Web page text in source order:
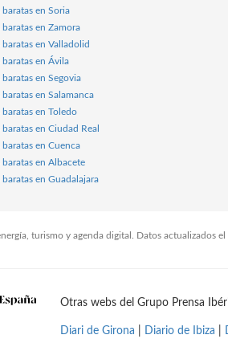
baratas en Soria
baratas en Zamora
baratas en Valladolid
baratas en Ávila
en Segovia
en Salamanca
baratas en Toledo
en Ciudad Real
baratas en Cuenca
baratas en Albacete
baratas en Guadalajara
turismo y agenda digital. Datos actualizados
Otras webs del Grupo Prensa
Diari de Girona Diario de Ibiza